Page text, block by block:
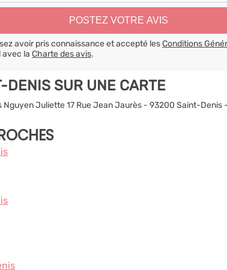
avoir pris connaissance et accepté lesConditions
la Charte des avis.
DENIS SUR UNE CARTE
Nguyen Juliette 17 Rue Jean Jaurès - 93200 Saint-Denis -